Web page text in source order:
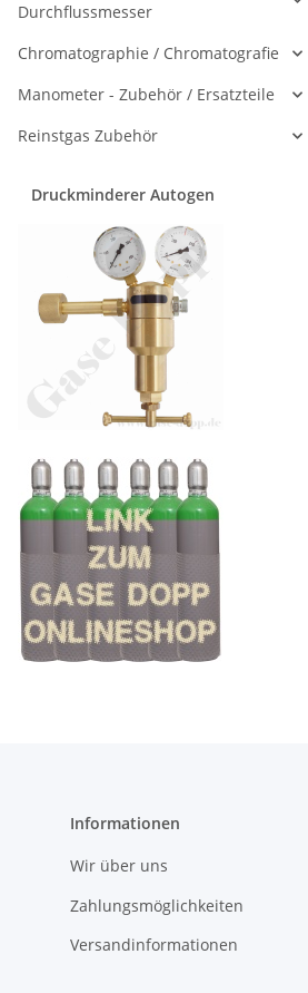
Durchflussmesser
Chromatographie / Chromatografie
Manometer - Zubehör / Ersatzteile
Reinstgas Zubehör
Druckminderer Autogen
Informationen
Wir über uns
Zahlungsmöglichkeiten
Versandinformationen